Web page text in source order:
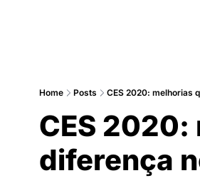
Home Posts CES 2020: melhorias
CES
diferença